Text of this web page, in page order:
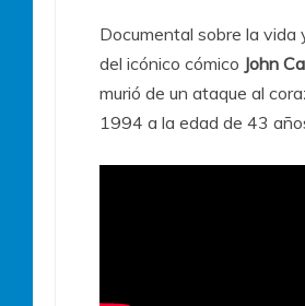
Documental sobre la vida
del icónico cómico John
murió de un ataque al
1994 a la edad de 43